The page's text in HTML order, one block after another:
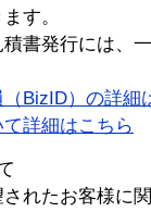
す。
書発行には、
BizID）の詳細
詳細はこちら
れたお客様に